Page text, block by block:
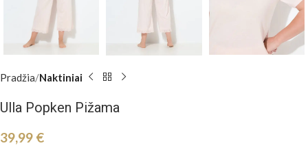
Pradžia Naktiniai
Ulla Popken Pižama
39,99 €